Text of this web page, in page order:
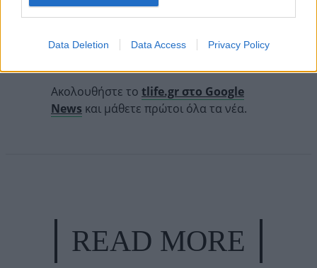
Data Deletion Data Access Privacy Policy
Follow us on
Ακολουθήστε το tlife.gr στο Google
News και μάθετε πρώτοι όλα τα νέα.
READ MORE